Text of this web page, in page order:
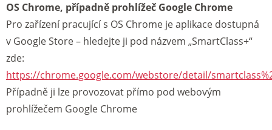
OS Chrome, případně prohlížeč Google Chrome
Pro zařízení pracující s OS Chrome je aplikace dostupná
v Google Store – hledejte ji pod názvem „SmartClass+“
zde:
https://chrome.google.com/webstore/detail/
Případně ji lze provozovat přímo pod webovým
prohlížečem Google Chrome